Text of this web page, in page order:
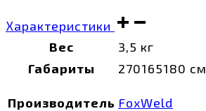
Характеристики
Вес
3,5 кг
Габариты
270165180 см
Производитель FoxWeld